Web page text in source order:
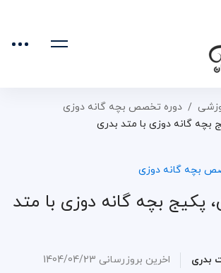
دوره تخصص بچه گانه دوزی
بچه گانه دوزی با متد بدری
بچه گانه دوزی
پکیج بچه گانه دوزی با متد
بدری اخرین بروزرسانی 1404/04/23